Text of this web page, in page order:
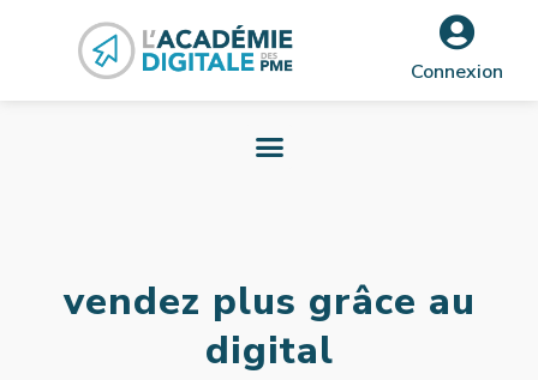
Connexion
vendez plus grâce au
digital